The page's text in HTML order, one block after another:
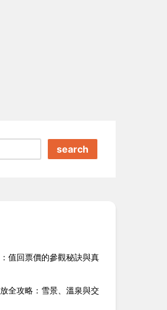
search
值回票價的參觀秘訣與真
全攻略：雪景、溫泉與交